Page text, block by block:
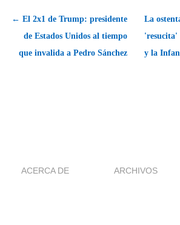
← El 2x1 de Trump: presidente
de Estados Unidos al tiempo
que invalida a Pedro Sánchez
La
'resucita'
y la
ACERCA DE ARCHIVOS